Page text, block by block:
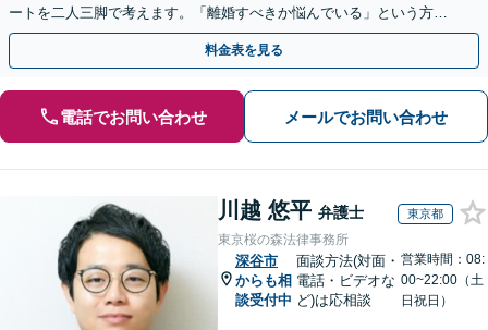
ートを二人三脚で考えます。「離婚すべきか悩んでいる」という方も
安心してお話しください【完全個室で対応・子連れ相談可】
料金表を見る
電話でお問い合わせ メールでお問い合わせ
川越 悠平 弁護士 東京都
東京桜の森法律事務所
深谷市
からも相
談受付中
面談方法(対面・
電話・ビデオな
ど)は応相談
営業時間：08:
00~22:00（土
日祝日）